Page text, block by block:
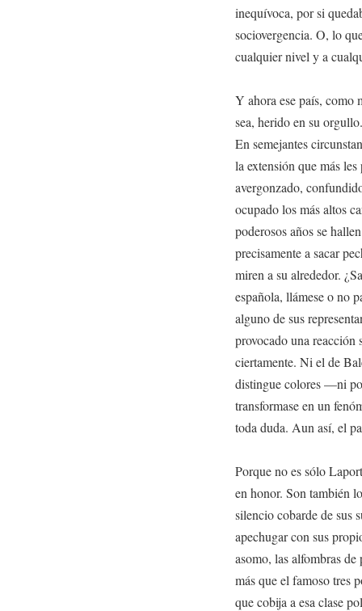
inequívoca, por si
sociovergencia. O, lo
cualquier nivel y a
Y ahora ese país, como
sea, herido en su
En semejantes
la extensión que más
avergonzado,
ocupado los más altos
poderosos años se
precisamente a sacar
miren a su alrededor.
española, llámese o no
alguno de sus
provocado una
ciertamente. Ni el de
distingue colores —ni
transformase en un
toda duda. Aun así, el
Porque no es sólo
en honor. Son también
silencio cobarde de sus
apechugar con sus
asomo, las alfombras
más que el famoso tres
que cobija a esa clase